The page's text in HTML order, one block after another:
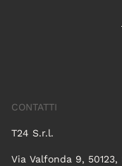
CONTATTI
T24 S.r.l.
Via Valfonda 9, 50123,